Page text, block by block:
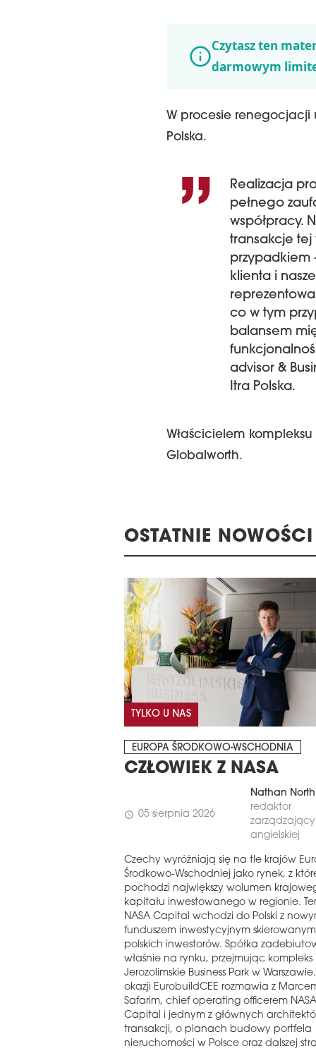
Czytasz ten
darmowym
W procesie renegocjacji
Polska.
Realizacja
pełnego
współpracy.
transakcje tej
przypadkiem
klienta i
co w tym
balansem
advisor &
Itra Polska.
Właścicielem
Globalworth.
OSTATNIE NOWOŚCI
TYLKO U NAS
EUROPA ŚRODKOWO-WSCHODNIA
CZŁOWIEK Z NASA
schedule 05 sierpnia 2026
Nathan North
redaktor
zarządzający
angielskiej
Czechy wyróżniają się na tle krajów
Środkowo-Wschodniej jako rynek, z
pochodzi największy wolumen
kapitału inwestowanego w regionie.
NASA Capital wchodzi do Polski z
funduszem inwestycyjnym
polskich inwestorów. Spółka
właśnie na rynku, przejmując kompleks
Jerozolimskie Business Park w
okazji EurobuildCEE rozmawia z
Safarim, chief operating officerem NASA
Capital i jednym z głównych
transakcji, o planach budowy portfela
nieruchomości w Polsce oraz dalszej